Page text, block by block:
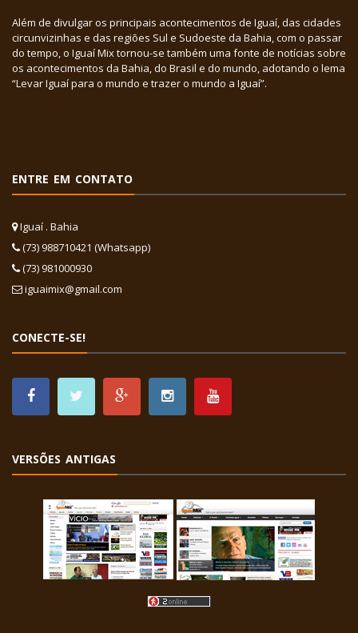
Além de divulgar os principais acontecimentos de Iguaí, das cidades
circunvizinhas e das regiões Sul e Sudoeste da Bahia, com o passar
do tempo, o Iguaí Mix tornou-se também uma fonte de notícias sobre
os acontecimentos da Bahia, do Brasil e do mundo, adotando o lema
“Levar Iguaí para o mundo e trazer o mundo a Iguaí”.
ENTRE EM CONTATO
Iguaí . Bahia
(73) 988710421 (Whatsapp)
(73) 981000930
iguaimix@gmail.com
CONECTE-SE!
VERSÕES ANTIGAS